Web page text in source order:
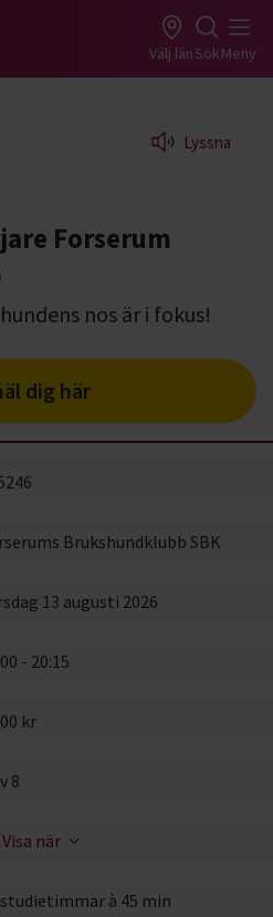
Välj länSökMeny
Lyssna
Forserum
nos är i fokus!
dig här
Brukshundklubb SBK
13 augusti 2026
- 20:15
kr
8
Visa när
à 45 min